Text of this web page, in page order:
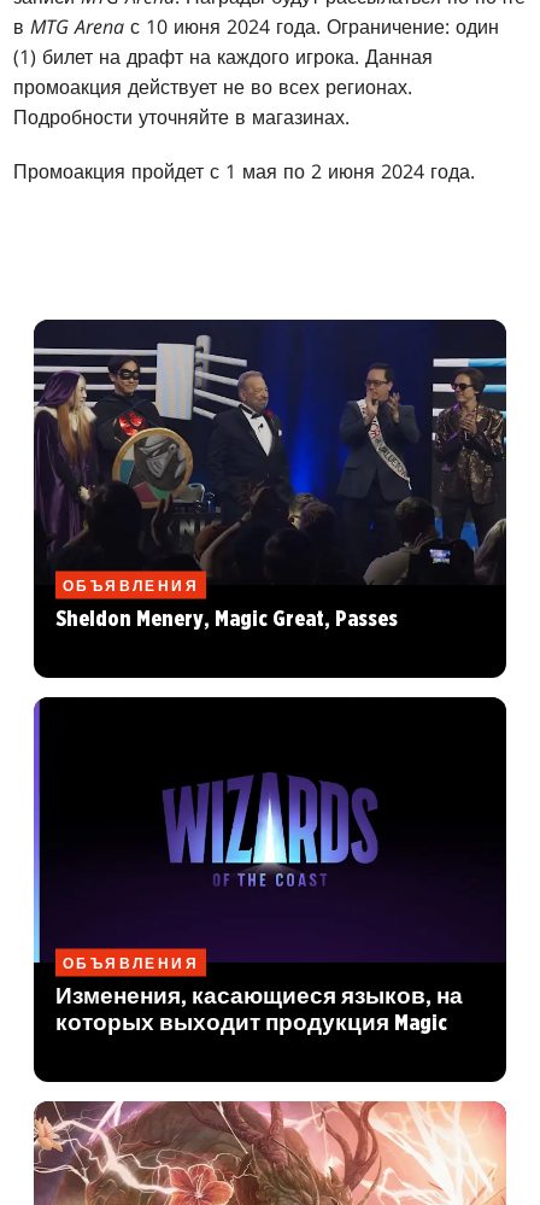
вMTG Arena с 10 июня 2024 года. Ограничение: один
(1) билет на драфт на каждого игрока. Данная
промоакция действует не во всех регионах.
Подробности уточняйте в магазинах.
Промоакция пройдет с 1 мая по 2 июня 2024 года.
ОБЪЯВЛЕНИЯ
Sheldon Menery, Magic Great, Passes
ОБЪЯВЛЕНИЯ
Изменения, касающиеся языков, на
которых выходит продукция Magic